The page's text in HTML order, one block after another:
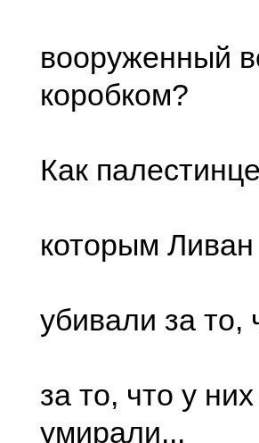
вооруженный
коробком?
Как
которым
убивали за то,
за то, что у
умирали...